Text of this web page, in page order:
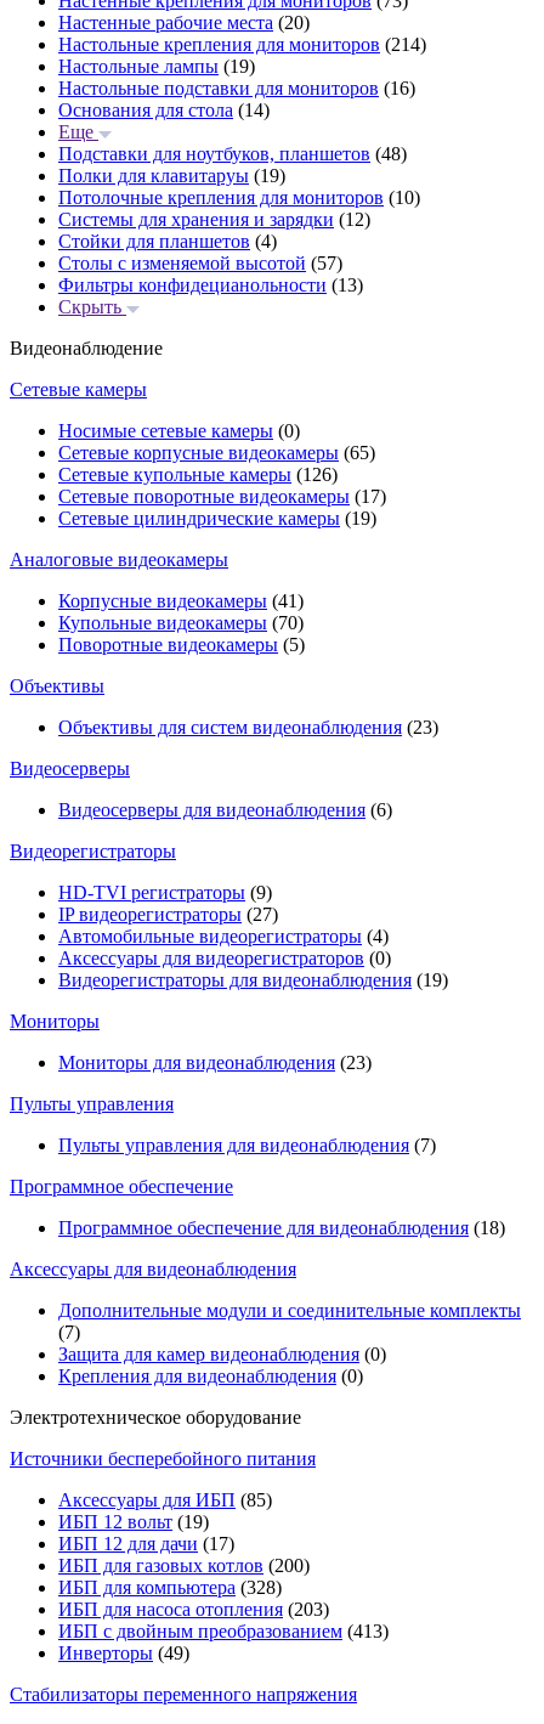
Настенные рабочие места (20)
Настольные крепления для мониторов (214)
Настольные лампы (19)
Настольные подставки для мониторов (16)
Основания для стола (14)
Еще
Подставки для ноутбуков, планшетов (48)
Полки для клавитаруы (19)
Потолочные крепления для мониторов (10)
Системы для хранения и зарядки (12)
Стойки для планшетов (4)
Столы с изменяемой высотой (57)
Фильтры конфидецианольности (13)
Скрыть
Видеонаблюдение
Сетевые камеры
Носимые сетевые камеры (0)
Сетевые корпусные видеокамеры (65)
Сетевые купольные камеры (126)
Сетевые поворотные видеокамеры (17)
Сетевые цилиндрические камеры (19)
Аналоговые видеокамеры
Корпусные видеокамеры (41)
Купольные видеокамеры (70)
Поворотные видеокамеры (5)
Объективы
Объективы для систем видеонаблюдения (23)
Видеосерверы
Видеосерверы для видеонаблюдения (6)
Видеорегистраторы
HD-TVI регистраторы (9)
IP видеорегистраторы (27)
Автомобильные видеорегистраторы (4)
Аксессуары для видеорегистраторов (0)
Видеорегистраторы для видеонаблюдения (19)
Мониторы
Мониторы для видеонаблюдения (23)
Пульты управления
Пульты управления для видеонаблюдения (7)
Программное обеспечение
Программное обеспечение для видеонаблюдения (18)
Аксессуары для видеонаблюдения
Дополнительные модули и соединительные комплекты
(7)
Защита для камер видеонаблюдения (0)
Крепления для видеонаблюдения (0)
Электротехническое оборудование
Источники бесперебойного питания
Аксессуары для ИБП (85)
ИБП 12 вольт (19)
ИБП 12 для дачи (17)
ИБП для газовых котлов (200)
ИБП для компьютера (328)
ИБП для насоса отопления (203)
ИБП с двойным преобразованием (413)
Инверторы (49)
Стабилизаторы переменного напряжения